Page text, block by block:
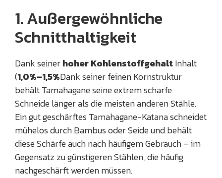
1. Außergewöhnliche
Schnitthaltigkeit
Dank seinerhoher KohlenstoffgehaltInhalt
(1,0%–1,5%Dank seiner feinen Kornstruktur
behält Tamahagane seine extrem scharfe
Schneide länger als die meisten anderen Stähle.
Ein gut geschärftes Tamahagane-Katana schneidet
mühelos durch Bambus oder Seide und behält
diese Schärfe auch nach häufigem Gebrauch – im
Gegensatz zu günstigeren Stählen, die häufig
nachgeschärft werden müssen.